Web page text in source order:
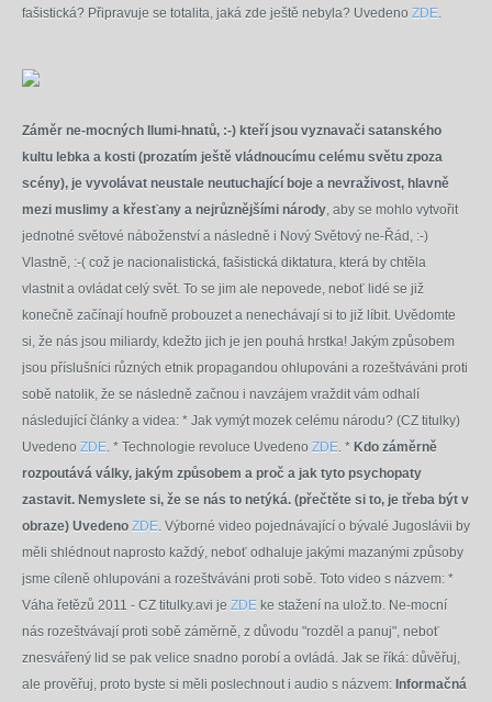
fašistická? Připravuje se totalita, jaká zde ještě nebyla? Uvedeno ZDE.
Záměr ne-mocných Ilumi-hnatů, :-) kteří jsou vyznavači satanského
kultu lebka a kosti (prozatím ještě vládnoucímu celému světu zpoza
scény), je vyvolávat neustale neutuchající boje a nevraživost, hlavně
mezi muslimy a křesťany a nejrůznějšími národy, aby se mohlo vytvořit
jednotné světové náboženství a následně i Nový Světový ne-Řád, :-)
Vlastně, :-( což je nacionalistická, fašistická diktatura, která by chtěla
vlastnit a ovládat celý svět. To se jim ale nepovede, neboť lidé se již
konečně začínají houfně probouzet a nenechávají si to již líbit. Uvědomte
si, že nás jsou miliardy, kdežto jich je jen pouhá hrstka! Jakým způsobem
jsou příslušníci různých etnik propagandou ohlupováni a rozeštváváni proti
sobě natolik, že se následně začnou i navzájem vraždit vám odhalí
následující články a videa: * Jak vymýt mozek celému národu? (CZ titulky)
Uvedeno ZDE. * Technologie revoluce Uvedeno ZDE. * Kdo záměrně
rozpoutává války, jakým způsobem a proč a jak tyto psychopaty
zastavit. Nemyslete si, že se nás to netýká. (přečtěte si to, je třeba být v
obraze) Uvedeno ZDE. Výborné video pojednávající o bývalé Jugoslávii by
měli shlédnout naprosto každý, neboť odhaluje jakými mazanými způsoby
jsme cíleně ohlupováni a rozeštváváni proti sobě. Toto video s názvem: *
Váha řetězů 2011 - CZ titulky.avi je ZDE ke stažení na ulož.to. Ne-mocní
nás rozeštvávají proti sobě záměrně, z důvodu "rozděl a panuj", neboť
znesvářený lid se pak velice snadno porobí a ovládá. Jak se říká: důvěřuj,
ale prověřuj, proto byste si měli poslechnout i audio s názvem: Informačná